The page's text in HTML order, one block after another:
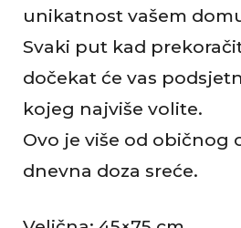
unikatnost vašem
Svaki put kad
dočekat će vas
kojeg najviše volite.
Ovo je više od običnog
dnevna doza sreće.